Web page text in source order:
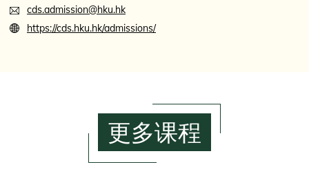
cds.admission@hku.hk
https://cds.hku.hk/admissions/
更多课程